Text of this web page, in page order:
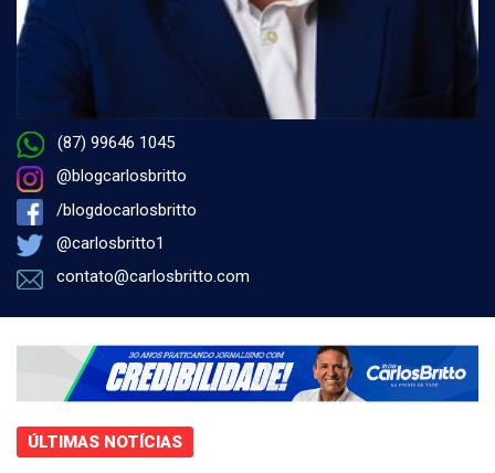
(87) 99646 1045
@blogcarlosbritto
/blogdocarlosbritto
@carlosbritto1
contato@carlosbritto.com
ÚLTIMAS NOTÍCIAS